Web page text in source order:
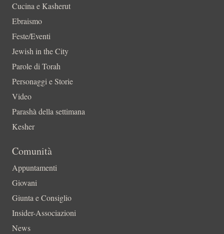
Cucina e Kasherut
Ebraismo
Feste/Eventi
Jewish in the City
Parole di Torah
Personaggi e Storie
Video
Parashà della settimana
Kesher
Comunità
Appuntamenti
Giovani
Giunta e Consiglio
Insider-Associazioni
News